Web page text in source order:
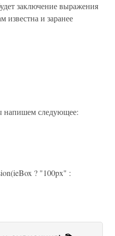
заключение выражения
известна и заранее
напишем следующее:
? "100px" :